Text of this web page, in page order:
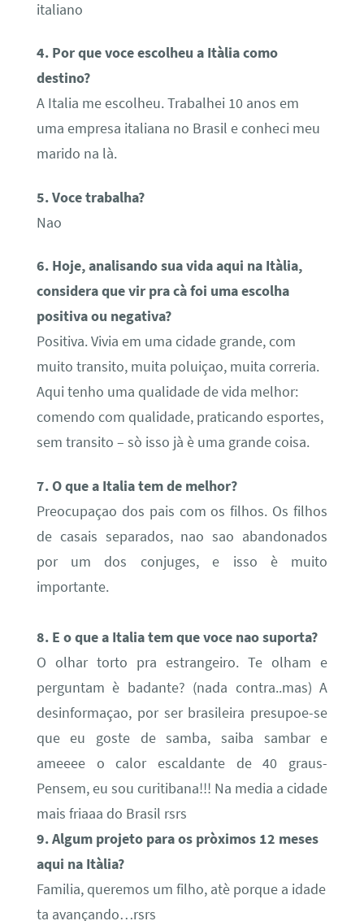
italiano
4. Por que voce escolheu a Itàlia como
destino?
A Italia me escolheu. Trabalhei 10 anos em
uma empresa italiana no Brasil e conheci meu
marido na là.
5. Voce trabalha?
Nao
6. Hoje, analisando sua vida aqui na Itàlia,
considera que vir pra cà foi uma escolha
positiva ou negativa?
Positiva. Vivia em uma cidade grande, com
muito transito, muita poluiçao, muita correria.
Aqui tenho uma qualidade de vida melhor:
comendo com qualidade, praticando esportes,
sem transito – sò isso jà è uma grande coisa.
7. O que a Italia tem de melhor?
Preocupaçao dos pais com os filhos. Os filhos
de casais separados, nao sao abandonados
por um dos conjuges, e isso è muito
importante.
8. E o que a Italia tem que voce nao suporta?
O olhar torto pra estrangeiro. Te olham e
perguntam è badante? (nada contra..mas) A
desinformaçao, por ser brasileira presupoe-se
que eu goste de samba, saiba sambar e
ameeee o calor escaldante de 40 graus-
Pensem, eu sou curitibana!!! Na media a cidade
mais friaaa do Brasil rsrs
9. Algum projeto para os pròximos 12 meses
aqui na Itàlia?
Familia, queremos um filho, atè porque a idade
ta avançando…rsrs